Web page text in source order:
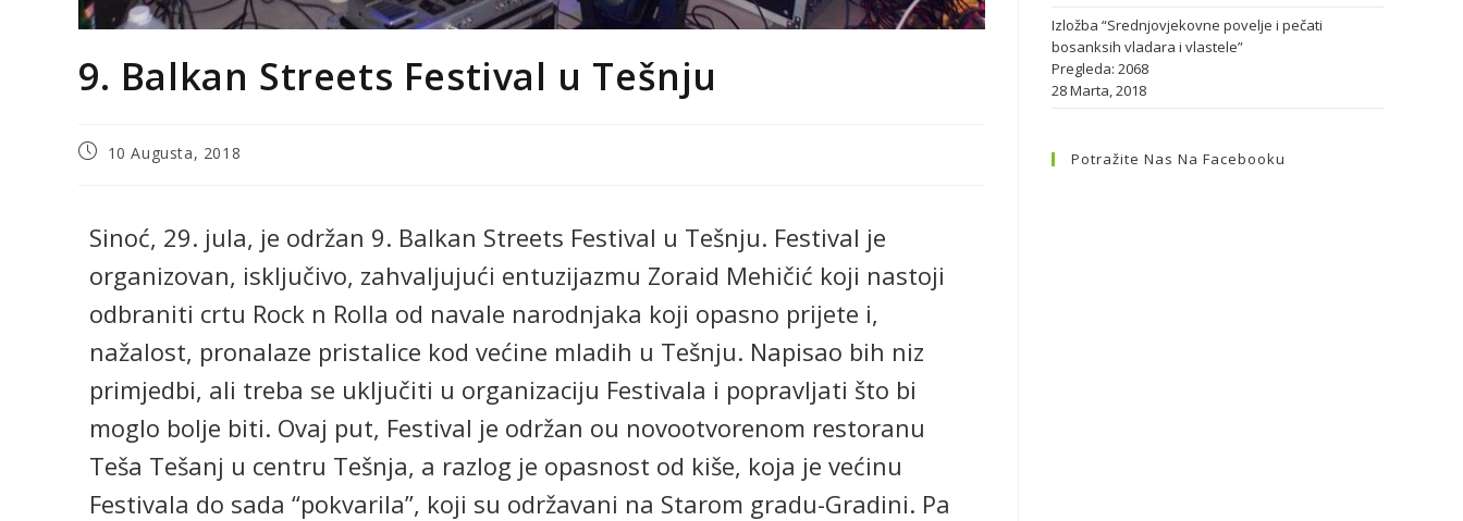
9. Balkan Streets Festival u Tešnju
10 Augusta, 2018
Sinoć, 29. jula, je održan 9. Balkan Streets Festival u Tešnju. Festival je
organizovan, isključivo, zahvaljujući entuzijazmu Zoraid Mehičić koji nastoji
odbraniti crtu Rock n Rolla od navale narodnjaka koji opasno prijete i,
nažalost, pronalaze pristalice kod većine mladih u Tešnju. Napisao bih niz
primjedbi, ali treba se uključiti u organizaciju Festivala i popravljati što bi
moglo bolje biti. Ovaj put, Festival je održan ou novootvorenom restoranu
Teša Tešanj u centru Tešnja, a razlog je opasnost od kiše, koja je većinu
Festivala do sada “pokvarila”, koji su održavani na Starom gradu-Gradini. Pa
Izložba “Srednjovjekovne povelje i pečati
bosanksih vladara i vlastele”
Pregleda: 2068
28 Marta, 2018
Potražite Nas Na Facebooku